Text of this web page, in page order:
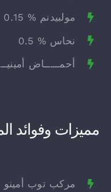
مولبيدنم % 0.15
نحاس % 0.5
أحمـــــاض
مميزات وفوائد
مركب توب أمينو